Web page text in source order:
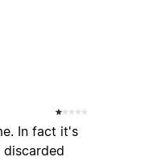
In fact it's